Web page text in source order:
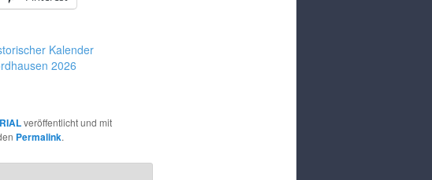
Kalender
2026
veröffentlicht und mit
Permalink.